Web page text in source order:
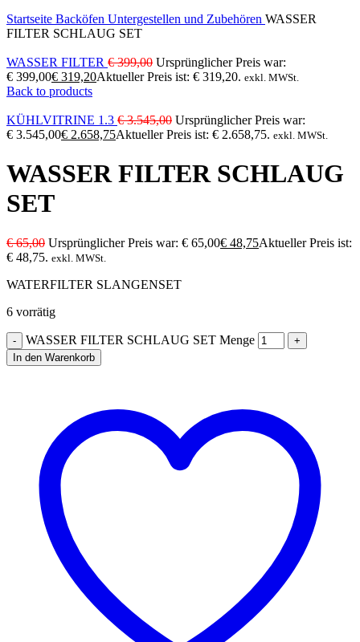
Startseite Backöfen Untergestellen und Zubehören WASSER
FILTER SCHLAUG SET
WASSER FILTER €399,00 Ursprünglicher Preis war:
€ 399,00€ 319,20Aktueller Preis ist: € 319,20. exkl. MWSt.
Back to products
KÜHLVITRINE 1.3 €3.545,00 Ursprünglicher Preis war:
€ 3.545,00€ 2.658,75Aktueller Preis ist: € 2.658,75. exkl. MWSt.
WASSER FILTER SCHLAUG
SET
€65,00 Ursprünglicher Preis war: € 65,00€ 48,75Aktueller Preis ist:
€ 48,75. exkl. MWSt.
WATERFILTER SLANGENSET
6 vorrätig
WASSER FILTER SCHLAUG SET Menge
In den Warenkorb